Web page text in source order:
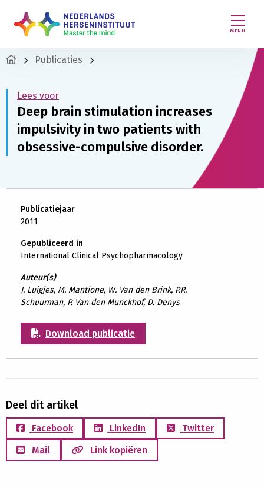
MENU
Publicaties
Lees voor
Deep brain stimulation increases
impulsivity in two patients with
obsessive-compulsive disorder.
Publicatiejaar
2011
Gepubliceerd in
International Clinical Psychopharmacology
Auteur(s)
J. Luigjes, M. Mantione, W. Van den Brink, P.R.
Schuurman, P. Van den Munckhof, D. Denys
Download publicatie
Deel dit artikel
Facebook LinkedIn
Twitter
Mail
Link kopiëren